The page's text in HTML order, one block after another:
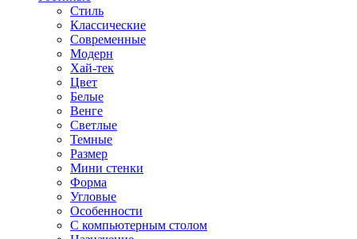
Стиль
Классические
Современные
Модерн
Хай-тек
Цвет
Белые
Венге
Светлые
Темные
Размер
Мини стенки
Форма
Угловые
Особенности
С компьютерным столом